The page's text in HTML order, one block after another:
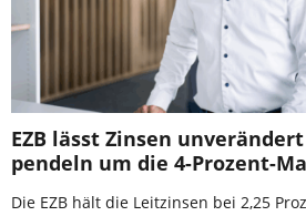
EZB lässt Zinsen
pendeln um die 4-Prozent-
Die EZB hält die Leitzinsen bei 2,25